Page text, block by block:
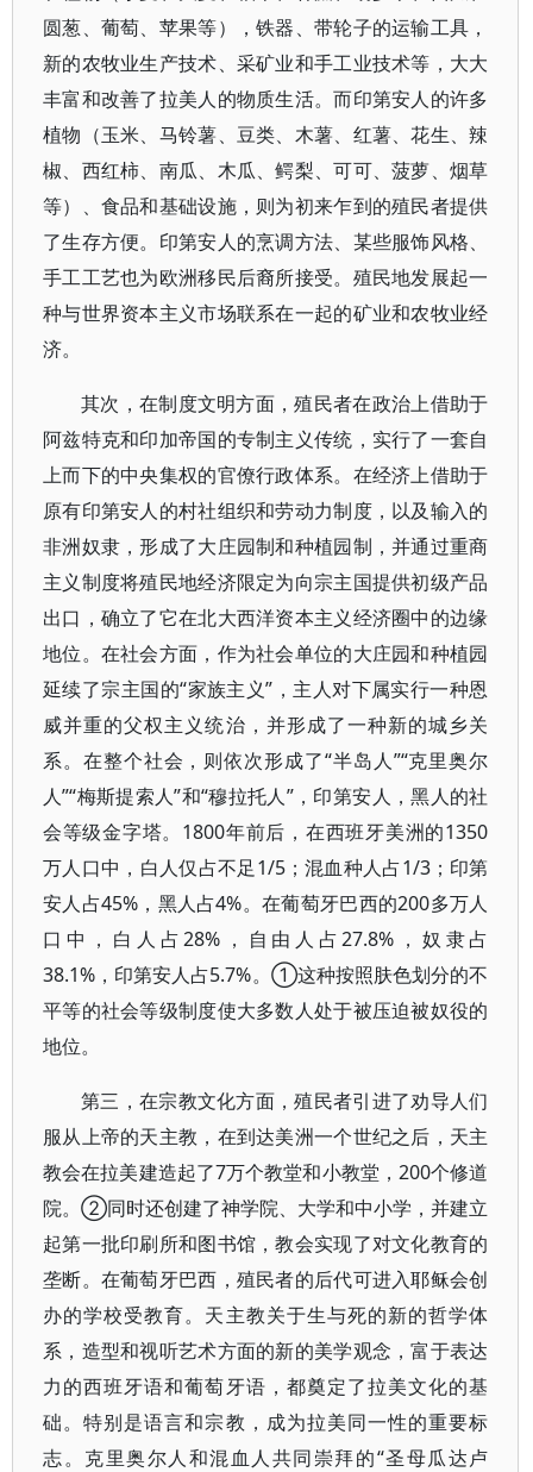
圆葱、葡萄、苹果等），铁器、带轮子的运输工具，
新的农牧业生产技术、采矿业和手工业技术等，大大
丰富和改善了拉美人的物质生活。而印第安人的许多
植物（玉米、马铃薯、豆类、木薯、红薯、花生、辣
椒、西红柿、南瓜、木瓜、鳄梨、可可、菠萝、烟草
等）、食品和基础设施，则为初来乍到的殖民者提供
了生存方便。印第安人的烹调方法、某些服饰风格、
手工工艺也为欧洲移民后裔所接受。殖民地发展起一
种与世界资本主义市场联系在一起的矿业和农牧业经
济。
其次，在制度文明方面，殖民者在政治上借助于
阿兹特克和印加帝国的专制主义传统，实行了一套自
上而下的中央集权的官僚行政体系。在经济上借助于
原有印第安人的村社组织和劳动力制度，以及输入的
非洲奴隶，形成了大庄园制和种植园制，并通过重商
主义制度将殖民地经济限定为向宗主国提供初级产品
出口，确立了它在北大西洋资本主义经济圈中的边缘
地位。在社会方面，作为社会单位的大庄园和种植园
延续了宗主国的“家族主义”，主人对下属实行一种恩
威并重的父权主义统治，并形成了一种新的城乡关
系。在整个社会，则依次形成了“半岛人”“克里奥尔
人”“梅斯提索人”和“穆拉托人”，印第安人，黑人的社
会等级金字塔。1800年前后，在西班牙美洲的1350
万人口中，白人仅占不足1/5；混血种人占1/3；印第
安人占45%，黑人占4%。在葡萄牙巴西的200多万人
口中，白人占28%，自由人占27.8%，奴隶占
38.1%，印第安人占5.7%。①这种按照肤色划分的不
平等的社会等级制度使大多数人处于被压迫被奴役的
地位。
第三，在宗教文化方面，殖民者引进了劝导人们
服从上帝的天主教，在到达美洲一个世纪之后，天主
教会在拉美建造起了7万个教堂和小教堂，200个修道
院。②同时还创建了神学院、大学和中小学，并建立
起第一批印刷所和图书馆，教会实现了对文化教育的
垄断。在葡萄牙巴西，殖民者的后代可进入耶稣会创
办的学校受教育。天主教关于生与死的新的哲学体
系，造型和视听艺术方面的新的美学观念，富于表达
力的西班牙语和葡萄牙语，都奠定了拉美文化的基
础。特别是语言和宗教，成为拉美同一性的重要标
志。克里奥尔人和混血人共同崇拜的“圣母瓜达卢